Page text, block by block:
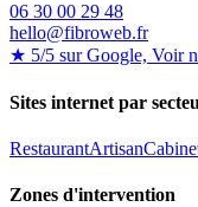
06 30 00 29 48
hello@fibroweb.fr
★ 5/5 sur Google, Voir
Sites internet par
RestaurantArtisan
Zones d'intervention